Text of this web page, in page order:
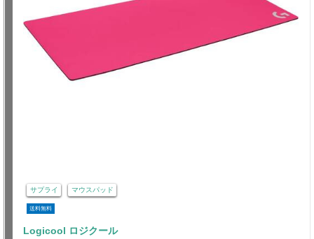
サプライ マウスパッド
送料無料
Logicool ロジクール